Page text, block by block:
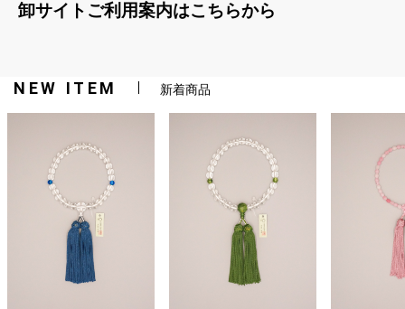
卸サイトご利用案内はこちらから
NEW ITEM 新着商品